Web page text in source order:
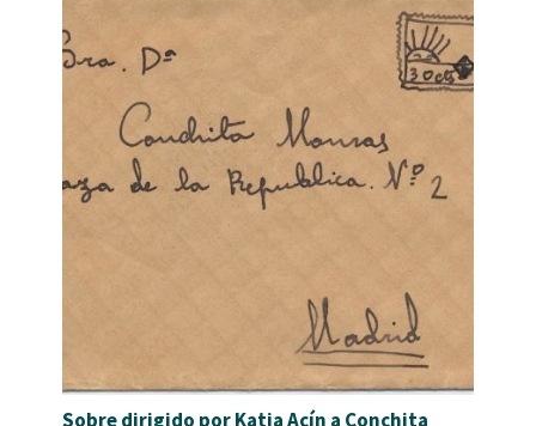
Sobre dirigido por Katia Acín a Conchita